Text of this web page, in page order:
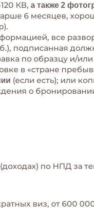
КВ, а также 2
6 месяцев,
все
подписанная
по образцу и/или
в «стране
(если есть); или
о
по НПД за
виз, от 600